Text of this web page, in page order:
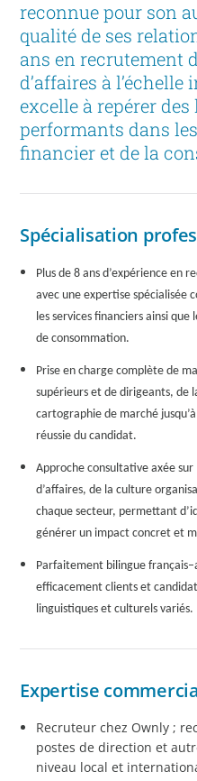
reconnue pour son
qualité de ses
ans en recrutement
d’affaires à
excelle à repérer
performants dans
financier et de la
Spécialisation
Plus de 8 ans d’expérience en
avec une expertise spécialisée
les services financiers ainsi
de consommation.
Prise en charge complète de
supérieurs et de dirigeants, de
cartographie de marché
réussie du candidat.
Approche consultative axée
d’affaires, de la culture
chaque secteur, permettant
générer un impact concret et
Parfaitement bilingue
efficacement clients et
linguistiques et culturels variés.
Expertise
Recruteur chez Ownly ;
postes de direction et
niveau local et